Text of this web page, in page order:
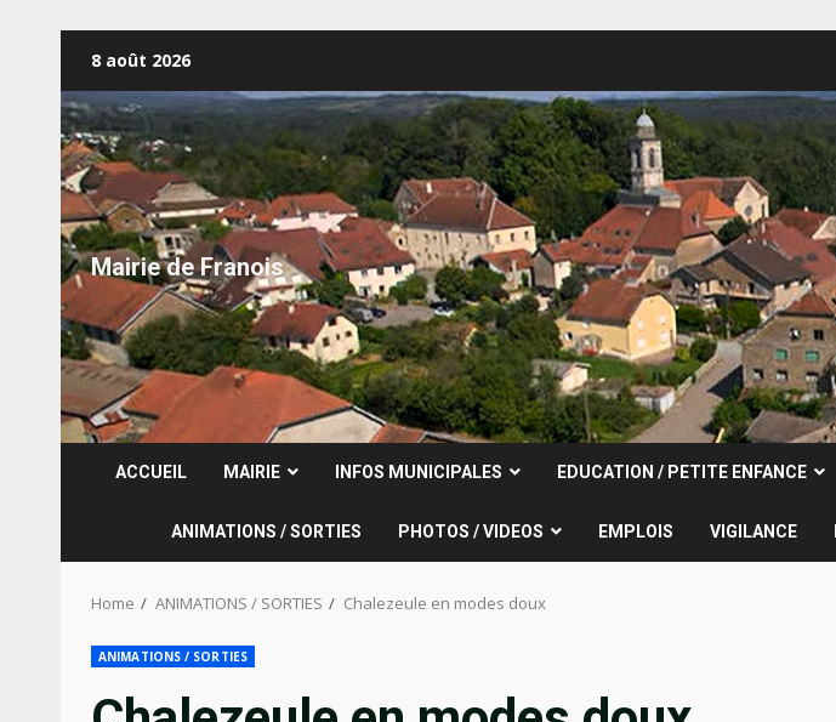
content
8 août 2026
Mairie de Franois
ACCUEIL MAIRIE INFOS MUNICIPALES EDUCATION / PETITE ENFANCE
ANIMATIONS / SORTIES PHOTOS / VIDEOS EMPLOIS VIGILANCE
Home ANIMATIONS / SORTIES Chalezeule en modes doux
ANIMATIONS / SORTIES